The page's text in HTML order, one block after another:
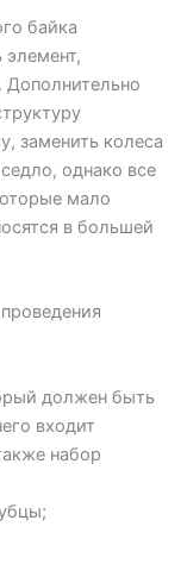
байка
элемент,
заменить колеса
однако все
мало
в большей
должен быть
входит
набор